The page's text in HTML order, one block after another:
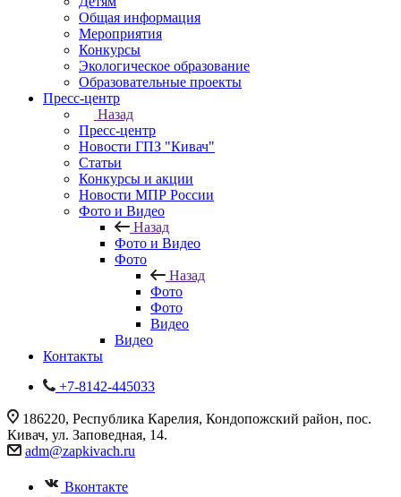
Общая информация
Мероприятия
Конкурсы
Экологическое образование
Образовательные проекты
Пресс-центр
Назад
Пресс-центр
Новости ГПЗ "Кивач"
Статьи
Конкурсы и акции
Новости МПР России
Фото и Видео
Назад
Фото и Видео
Фото
Назад
Фото
Фото
Видео
Видео
Контакты
+7-8142-445033
186220, Республика Карелия, Кондопожский район, пос.
Кивач, ул. Заповедная, 14.
adm@zapkivach.ru
Вконтакте